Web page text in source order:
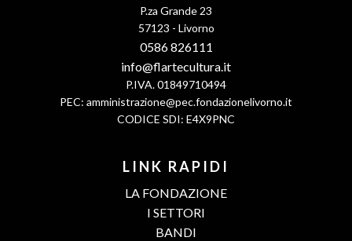
P.za Grande 23
57123 - Livorno
0586 826111
info@flartecultura.it
P.IVA. 01849710494
PEC: amministrazione@pec.fondazionelivorno.it
CODICE SDI: E4X9PNC
LINK RAPIDI
LA FONDAZIONE
I SETTORI
BANDI